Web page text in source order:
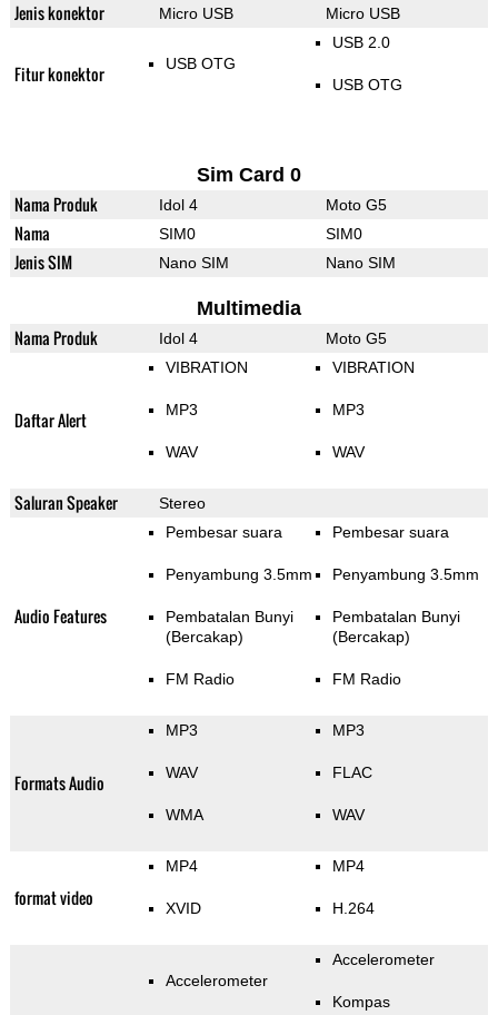
Jenis konektor Micro USB Micro USB
Fitur konektor USB OTG
USB 2.0
USB OTG
Sim Card 0
Nama Produk Idol 4 Moto G5
Nama SIM0 SIM0
Jenis SIM Nano SIM Nano SIM
Multimedia
Nama Produk Idol 4 Moto G5
Daftar Alert
VIBRATION
MP3
WAV
VIBRATION
MP3
WAV
Saluran Speaker Stereo
Audio Features
Pembesar suara
Penyambung 3.5mm
Pembatalan Bunyi
(Bercakap)
FM Radio
Pembesar suara
Penyambung 3.5mm
Pembatalan Bunyi
(Bercakap)
FM Radio
Formats Audio
MP3
WAV
WMA
MP3
FLAC
WAV
format video
MP4
XVID
MP4
H.264
Accelerometer
Accelerometer
Kompas